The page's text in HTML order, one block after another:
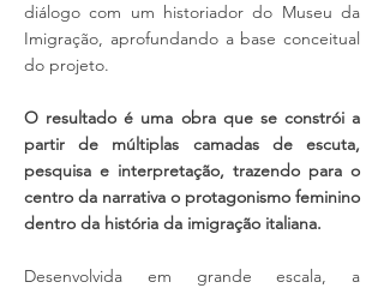
diálogo com um historiador do Museu da
Imigração, aprofundando a base conceitual
do projeto.
O resultado é uma obra que se constrói a
partir de múltiplas camadas de escuta,
pesquisa e interpretação, trazendo para o
centro da narrativa o protagonismo feminino
dentro da história da imigração italiana.
Desenvolvida em grande escala, a